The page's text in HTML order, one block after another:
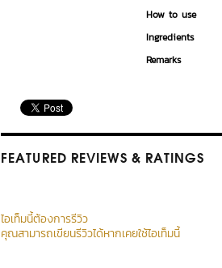
How to use
Ingredients
Remarks
FEATURED REVIEWS & RATINGS
ไอเท็มนี้ต้องการรีวิว
คุณสามารถเขียนรีวิวได้หากเคยใช้ไอเท็มนี้